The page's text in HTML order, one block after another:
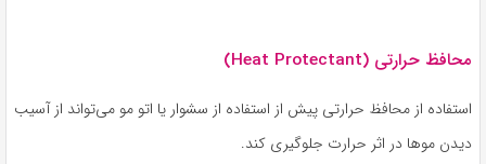
محافظ حرارتی (Heat Protectant)
استفاده از محافظ حرارتی پیش از استفاده از سشوار یا اتو مو می‌تواند از آسیب
دیدن موها در اثر حرارت جلوگیری کند.